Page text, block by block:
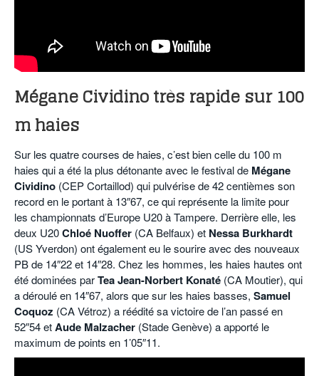
Mégane Cividino très rapide sur 100
m haies
Sur les quatre courses de haies, c’est bien celle du 100 m
haies qui a été la plus détonante avec le festival de Mégane
Cividino (CEP Cortaillod) qui pulvérise de 42 centièmes son
record en le portant à 13″67, ce qui représente la limite pour
les championnats d’Europe U20 à Tampere. Derrière elle, les
deux U20Chloé Nuoffer (CA Belfaux) et Nessa Burkhardt
(US Yverdon) ont également eu le sourire avec des nouveaux
PB de 14″22 et 14″28. Chez les hommes, les haies hautes ont
été dominées parTeaJean-Norbert Konaté (CA Moutier), qui
a déroulé en 14″67, alors que sur les haies basses, Samuel
Coquoz (CA Vétroz) a réédité sa victoire de l’an passé en
52″54 etAude Malzacher (Stade Genève) a apporté le
maximum de points en 1’05″11.